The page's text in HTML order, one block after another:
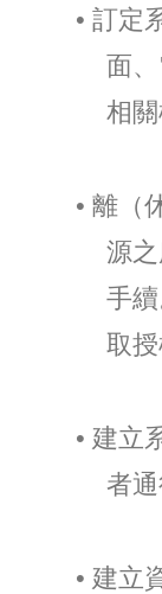
• 訂定
面
相關
• 離（
源
手
取
• 建立
者通
• 建立